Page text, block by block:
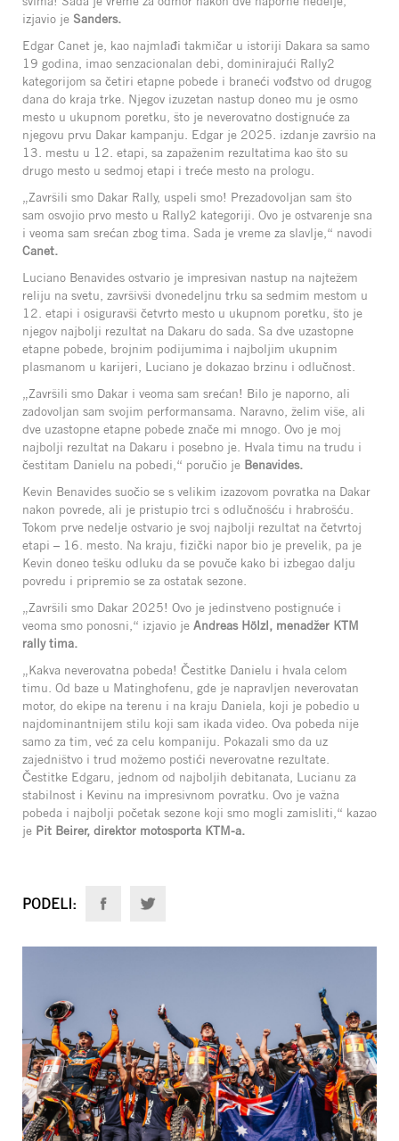
izjavio je Sanders.
Edgar Canet je, kao najmlađi takmičar u istoriji Dakara sa samo
19 godina, imao senzacionalan debi, dominirajući Rally2
kategorijom sa četiri etapne pobede i braneći vođstvo od drugog
dana do kraja trke. Njegov izuzetan nastup doneo mu je osmo
mesto u ukupnom poretku, što je neverovatno dostignuće za
njegovu prvu Dakar kampanju. Edgar je 2025. izdanje završio na
13. mestu u 12. etapi, sa zapaženim rezultatima kao što su
drugo mesto u sedmoj etapi i treće mesto na prologu.
„Završili smo Dakar Rally, uspeli smo! Prezadovoljan sam što
sam osvojio prvo mesto u Rally2 kategoriji. Ovo je ostvarenje sna
i veoma sam srećan zbog tima. Sada je vreme za slavlje,“ navodi
Canet.
Luciano Benavides ostvario je impresivan nastup na najtežem
reliju na svetu, završivši dvonedeljnu trku sa sedmim mestom u
12. etapi i osiguravši četvrto mesto u ukupnom poretku, što je
njegov najbolji rezultat na Dakaru do sada. Sa dve uzastopne
etapne pobede, brojnim podijumima i najboljim ukupnim
plasmanom u karijeri, Luciano je dokazao brzinu i odlučnost.
„Završili smo Dakar i veoma sam srećan! Bilo je naporno, ali
zadovoljan sam svojim performansama. Naravno, želim više, ali
dve uzastopne etapne pobede znače mi mnogo. Ovo je moj
najbolji rezultat na Dakaru i posebno je. Hvala timu na trudu i
čestitam Danielu na pobedi,“ poručio je Benavides.
Kevin Benavides suočio se s velikim izazovom povratka na Dakar
nakon povrede, ali je pristupio trci s odlučnošću i hrabrošću.
Tokom prve nedelje ostvario je svoj najbolji rezultat na četvrtoj
etapi – 16. mesto. Na kraju, fizički napor bio je prevelik, pa je
Kevin doneo tešku odluku da se povuče kako bi izbegao dalju
povredu i pripremio se za ostatak sezone.
„Završili smo Dakar 2025! Ovo je jedinstveno postignuće i
veoma smo ponosni,“ izjavio je Andreas Hölzl, menadžer KTM
rally tima.
„Kakva neverovatna pobeda! Čestitke Danielu i hvala celom
timu. Od baze u Matinghofenu, gde je napravljen neverovatan
motor, do ekipe na terenu i na kraju Daniela, koji je pobedio u
najdominantnijem stilu koji sam ikada video. Ova pobeda nije
samo za tim, već za celu kompaniju. Pokazali smo da uz
zajedništvo i trud možemo postići neverovatne rezultate.
Čestitke Edgaru, jednom od najboljih debitanata, Lucianu za
stabilnost i Kevinu na impresivnom povratku. Ovo je važna
pobeda i najbolji početak sezone koji smo mogli zamisliti,“ kazao
je Pit Beirer, direktor motosporta KTM-a.
PODELI: